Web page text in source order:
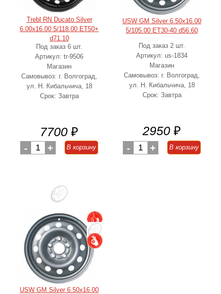
Trebl RN Ducato Silver
6.00x16.00 5/118.00 ET50+
d71.10
Под заказ 6 шт.
Артикул: tr-9506
Магазин
Самовывоз: г. Волгоград,
ул. Н. Кибальчича, 18
Срок: Завтра
7700 ₽
- 1 + В корзину
USW GM Silver 6.50x16.00
5/105.00 ET30-40 d56.60
Под заказ 2 шт.
Артикул: us-1834
Магазин
Самовывоз: г. Волгоград,
ул. Н. Кибальчича, 18
Срок: Завтра
2950 ₽
- 1 + В корзину
USW GM Silver 6.50x16.00